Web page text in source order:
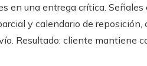
en una entrega crítica. Señales
y calendario de reposición,
Resultado: cliente mantiene